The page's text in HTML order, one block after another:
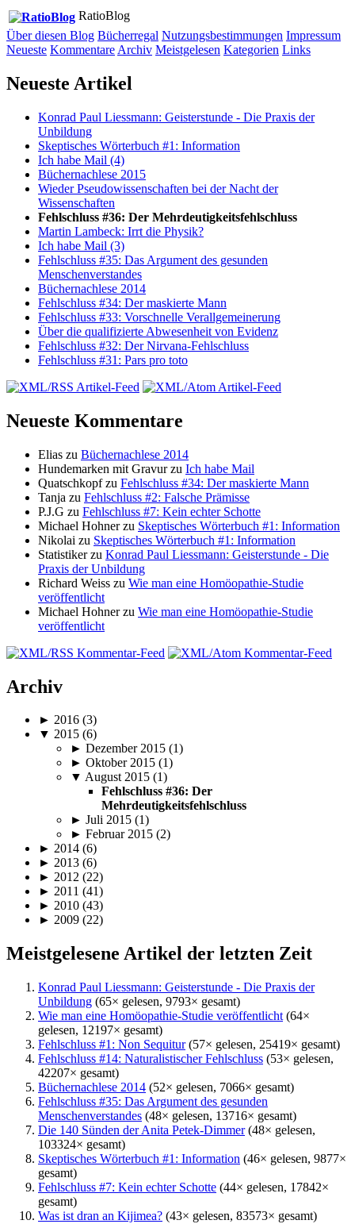
RatioBlog
Über diesen Blog Bücherregal Nutzungsbestimmungen Impressum
Neueste Kommentare Archiv Meistgelesen Kategorien Links
Neueste Artikel
Konrad Paul Liessmann: Geisterstunde - Die Praxis der
Unbildung
Skeptisches Wörterbuch #1: Information
Ich habe Mail (4)
Büchernachlese 2015
Wieder Pseudowissenschaften bei der Nacht der
Wissenschaften
Fehlschluss #36: Der Mehrdeutigkeitsfehlschluss
Martin Lambeck: Irrt die Physik?
Ich habe Mail (3)
Fehlschluss #35: Das Argument des gesunden
Menschenverstandes
Büchernachlese 2014
Fehlschluss #34: Der maskierte Mann
Fehlschluss #33: Vorschnelle Verallgemeinerung
Über die qualifizierte Abwesenheit von Evidenz
Fehlschluss #32: Der Nirvana-Fehlschluss
Fehlschluss #31: Pars pro toto
Neueste Kommentare
Elias zu Büchernachlese 2014
Hundemarken mit Gravur zu Ich habe Mail
Quatschkopf zu Fehlschluss #34: Der maskierte Mann
Tanja zu Fehlschluss #2: Falsche Prämisse
P.J.G zu Fehlschluss #7: Kein echter Schotte
Michael Hohner zu Skeptisches Wörterbuch #1: Information
Nikolai zu Skeptisches Wörterbuch #1: Information
Statistiker zu Konrad Paul Liessmann: Geisterstunde - Die
Praxis der Unbildung
Richard Weiss zu Wie man eine Homöopathie-Studie
veröffentlicht
Michael Hohner zu Wie man eine Homöopathie-Studie
veröffentlicht
Archiv
► 2016 (3)
▼ 2015 (6)
► Dezember 2015 (1)
► Oktober 2015 (1)
▼ August 2015 (1)
Fehlschluss #36: Der
Mehrdeutigkeitsfehlschluss
► Juli 2015 (1)
► Februar 2015 (2)
► 2014 (6)
► 2013 (6)
► 2012 (22)
► 2011 (41)
► 2010 (43)
► 2009 (22)
Meistgelesene Artikel der letzten Zeit
Konrad Paul Liessmann: Geisterstunde - Die Praxis der
Unbildung (65× gelesen, 9793× gesamt)
Wie man eine Homöopathie-Studie veröffentlicht (64×
gelesen, 12197× gesamt)
Fehlschluss #1: Non Sequitur(57× gelesen, 25419× gesamt)
Fehlschluss #14: Naturalistischer Fehlschluss (53× gelesen,
42207× gesamt)
Büchernachlese 2014 (52× gelesen, 7066× gesamt)
Fehlschluss #35: Das Argument des gesunden
Menschenverstandes (48× gelesen, 13716× gesamt)
Die 140 Sünden der Anita Petek-Dimmer(48× gelesen,
103324× gesamt)
Skeptisches Wörterbuch #1: Information (46× gelesen, 9877×
gesamt)
Fehlschluss #7: Kein echter Schotte (44× gelesen, 17842×
gesamt)
Was ist dran an Kijimea? (43× gelesen, 83573× gesamt)